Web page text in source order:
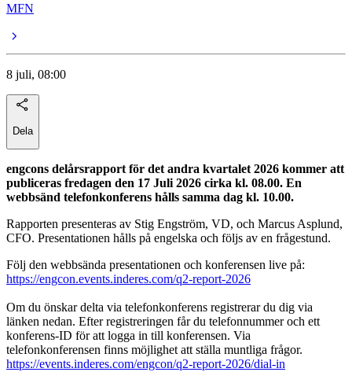
MFN
8 juli, 08:00
Dela
engcons delårsrapport för det andra kvartalet 2026 kommer att
publiceras fredagen den 17 Juli 2026 cirka kl. 08.00. En
webbsänd telefonkonferens hålls samma dag kl. 10.00.
Rapporten presenteras av Stig Engström, VD, och Marcus Asplund,
CFO. Presentationen hålls på engelska och följs av en frågestund.
Följ den webbsända presentationen och konferensen live på:
https://engcon.events.inderes.com/q2-report-2026
Om du önskar delta via telefonkonferens registrerar du dig via
länken nedan. Efter registreringen får du telefonnummer och ett
konferens-ID för att logga in till konferensen. Via
telefonkonferensen finns möjlighet att ställa muntliga frågor.
https://events.inderes.com/engcon/q2-report-2026/dial-in